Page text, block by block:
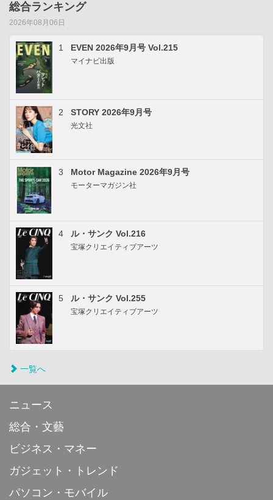
総合ランキング
2026年08月06日
1 EVEN 2026年9月号 Vol.215
マイナビ出版
2 STORY 2026年9月号
光文社
3 Motor Magazine 2026年9月号
モーターマガジン社
4 ル・サンク Vol.216
宝塚クリエイティブアーツ
5 ル・サンク Vol.255
宝塚クリエイティブアーツ
一覧へ
ニュース
総合・文藝
ビジネス・マネー
ガジェット・トレンド
パソコン・モバイル